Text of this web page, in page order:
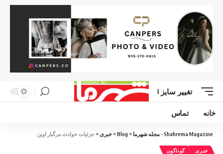
تغییر سایز
خانه تماس
Shahrema Magazine - مجله شهرما >
Blog
> خبری> جزئیات حوادث مرگبار اوین
خبری گوناگون